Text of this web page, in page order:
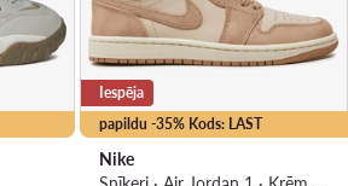
papildu -35% Kods: LAST
Iespēja
Nike